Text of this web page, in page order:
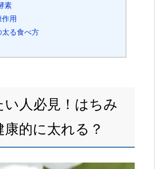
素
作用
太る食べ方
い人必見！はちみ
康的に太れる？